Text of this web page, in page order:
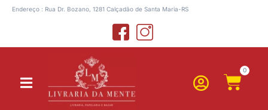
Endereço : Rua Dr. Bozano, 1281 Calçadão de Santa Maria-RS
0